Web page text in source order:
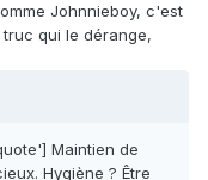
Johnnieboy, c'est
qui le dérange,
Maintien de
Hygiène ? Être